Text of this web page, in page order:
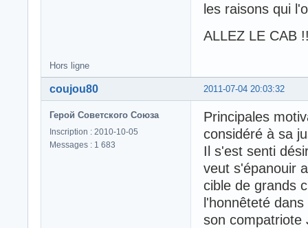
les raisons qui
ALLEZ LE CAB
Hors ligne
2011-07-04 20:03:32
coujou80
Герой Советского Союза
Inscription : 2010-10-05
Messages : 1 683
Principales
considéré à sa
Il s'est senti
veut s'épanouir
cible de grands
l'honnêteté
son compatriote